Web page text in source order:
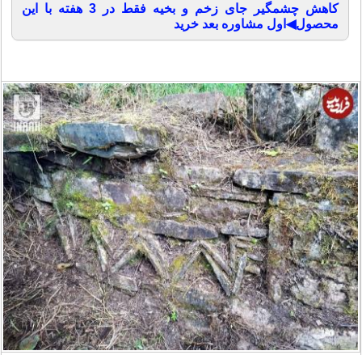
کاهش چشمگیر جای زخم و بخیه فقط در 3 هفته با این
محصول◀اول مشاوره بعد خرید